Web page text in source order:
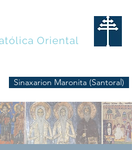
Oriental
Sinaxarion Maronita (Santoral)